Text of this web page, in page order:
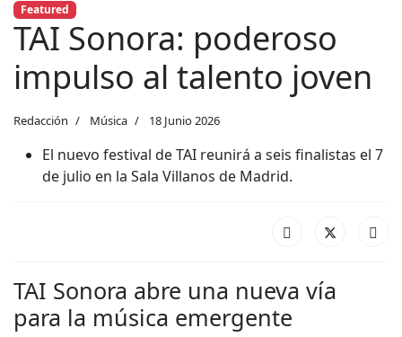
Featured
TAI Sonora: poderoso
impulso al talento joven
Redacción Música 18 Junio 2026
El nuevo festival de TAI reunirá a seis finalistas el 7
de julio en la Sala Villanos de Madrid.
TAI Sonora abre una nueva vía
para la música emergente